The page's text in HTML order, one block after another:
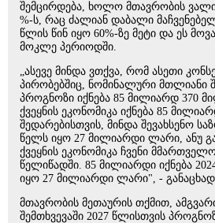
შემცირდება, ხოლო მთავრობის ვალი
%-ს, რაც ძალიან დაბალი
წლის წინ იყო 60%-ზე მეტი და ეს
მოკლე პერიოდში.
„ასევე მინდა ვთქვა, რომ ასეთი
პირობებშიც, ნომინალური მთლიანი
პროგნოზი იქნება 85 მილიარდ 370
ქვეყნის ეკონომიკა იქნება 85
შედარებისთვის, მინდა შევახსენო
წელს იყო 27 მილიარდი ლარი, ანუ
ქვეყნის ეკონომიკა ჩვენი
წელიწადში. 85 მილიარდი იქნება
იყო 27 მილიარდი ლარი", -
მთავრობის მეთაურის თქმით,
შემთხვევაში 2027 წლისთვის